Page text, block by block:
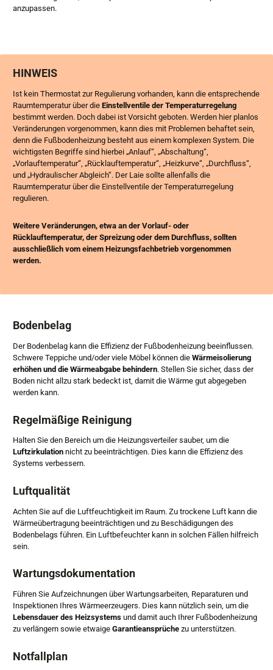
anzupassen.
HINWEIS
Ist kein Thermostat zur Regulierung vorhanden, kann die entsprechende
Raumtemperatur über die Einstellventile der Temperaturregelung
bestimmt werden. Doch dabei ist Vorsicht geboten. Werden hier planlos
Veränderungen vorgenommen, kann dies mit Problemen behaftet sein,
denn die Fußbodenheizung besteht aus einem komplexen System. Die
wichtigsten Begriffe sind hierbei „Anlauf“, „Abschaltung“,
„Vorlauftemperatur“, „Rücklauftemperatur“, „Heizkurve“, „Durchfluss“,
und „Hydraulischer Abgleich“. Der Laie sollte allenfalls die
Raumtemperatur über die Einstellventile der Temperaturregelung
regulieren.
Weitere Veränderungen, etwa an der Vorlauf- oder
Rücklauftemperatur, der Spreizung oder dem Durchfluss, sollten
ausschließlich vom einem Heizungsfachbetrieb vorgenommen
werden.
Bodenbelag
Der Bodenbelag kann die Effizienz der Fußbodenheizung beeinflussen.
Schwere Teppiche und/oder viele Möbel können die Wärmeisolierung
erhöhen und die Wärmeabgabe behindern. Stellen Sie sicher, dass der
Boden nicht allzu stark bedeckt ist, damit die Wärme gut abgegeben
werden kann.
Regelmäßige Reinigung
Halten Sie den Bereich um die Heizungsverteiler sauber, um die
Luftzirkulation nicht zu beeinträchtigen. Dies kann die Effizienz des
Systems verbessern.
Luftqualität
Achten Sie auf die Luftfeuchtigkeit im Raum. Zu trockene Luft kann die
Wärmeübertragung beeinträchtigen und zu Beschädigungen des
Bodenbelags führen. Ein Luftbefeuchter kann in solchen Fällen hilfreich
sein.
Wartungsdokumentation
Führen Sie Aufzeichnungen über Wartungsarbeiten, Reparaturen und
Inspektionen Ihres Wärmeerzeugers. Dies kann nützlich sein, um die
Lebensdauer des Heizsystems und damit auch Ihrer Fußbodenheizung
zu verlängern sowie etwaige Garantieansprüche zu unterstützen.
Notfallplan